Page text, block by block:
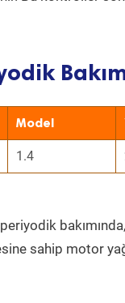
Model
1.4
periyodik
sahip motor